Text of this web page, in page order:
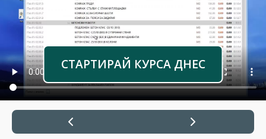
СТАРТИРАЙ КУРСА ДНЕС